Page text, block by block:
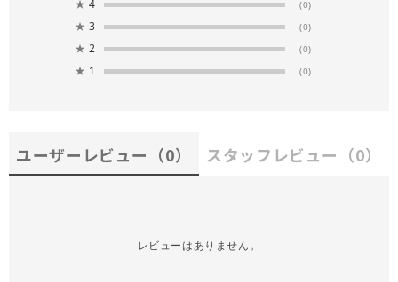
★ 4 (0)
★ 3 (0)
★ 2 (0)
★ 1 (0)
ユーザーレビュー （0） スタッフレビュー （0）
レビューはありません。